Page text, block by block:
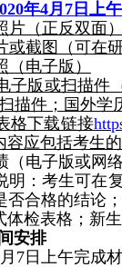
年4月 7 日上
（正反双面）
截图（可在
电子版）
版或扫描件
描件；国外学
格下载链接
应包括考生
电子版或网络
明：考生可在
否合格的结论
检表格；新
安排
7日上午完成